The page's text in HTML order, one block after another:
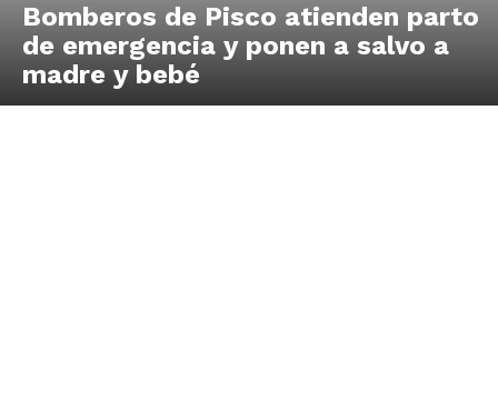
Bomberos de Pisco atienden parto
de emergencia y ponen a salvo a
madre y bebé